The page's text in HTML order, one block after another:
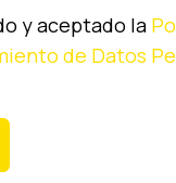
y aceptado la
de Datos